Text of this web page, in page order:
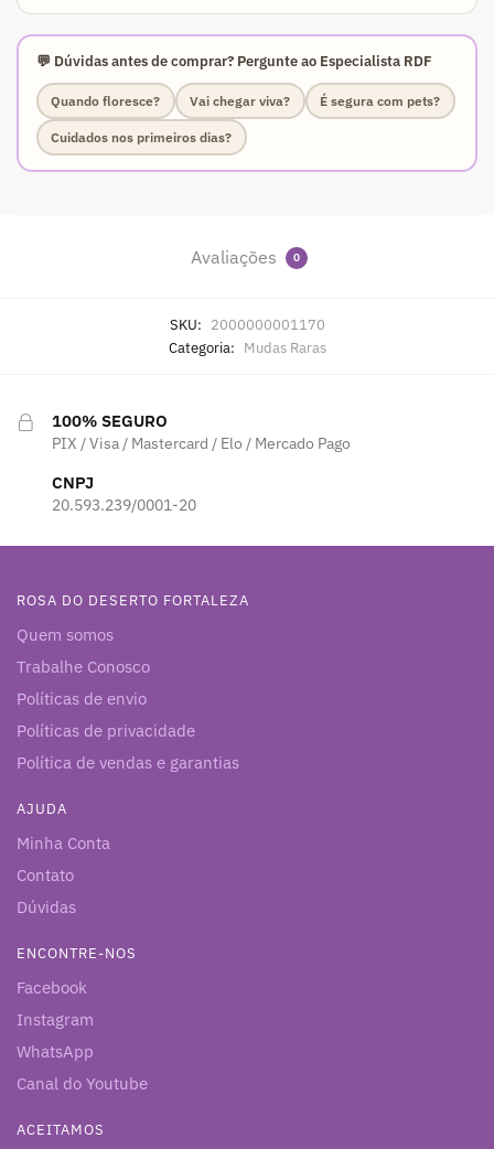
💬 Dúvidas antes de comprar? Pergunte ao Especialista RDF
Quando floresce? Vai chegar viva? É segura com pets?
Cuidados nos primeiros dias?
Avaliações 0
SKU: 2000000001170
Categoria: Mudas Raras
100% SEGURO
PIX / Visa / Mastercard / Elo / Mercado Pago
CNPJ
20.593.239/0001-20
ROSA DO DESERTO FORTALEZA
Quem somos
Trabalhe Conosco
Políticas de envio
Políticas de privacidade
Política de vendas e garantias
AJUDA
Minha Conta
Contato
Dúvidas
ENCONTRE-NOS
Facebook
Instagram
WhatsApp
Canal do Youtube
ACEITAMOS